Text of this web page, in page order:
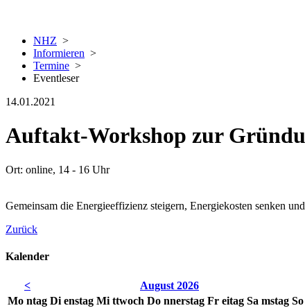
NHZ >
Informieren >
Termine >
Eventleser
14.01.2021
Auftakt-Workshop zur
Ort: online, 14 - 16 Uhr
Gemeinsam die Energieeffizienz steigern, Energiekosten senken
Zurück
Kalender
< August 2026
Mo ntag Dienstag Mittwoch Do nnerstag Fr eitag Sa mstag So